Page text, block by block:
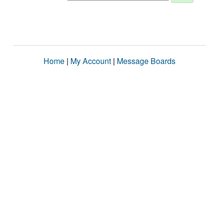
Home | My Account | Message Boards